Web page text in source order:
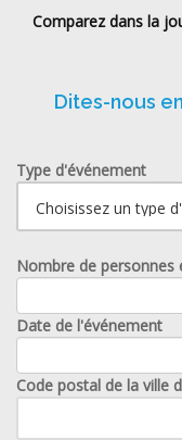
Comparez dans la
Dites-nous
Type d'événement
Nombre de personnes
Date de l'événement
Code postal de la ville